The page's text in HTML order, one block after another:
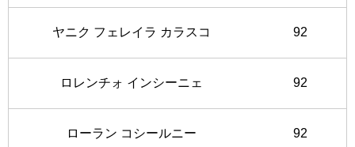
ヤニク フェレイラ カラスコ 92
ロレンチォ インシーニェ 92
ローラン コシールニー 92